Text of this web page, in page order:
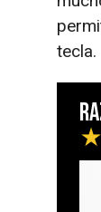
tecla.
★